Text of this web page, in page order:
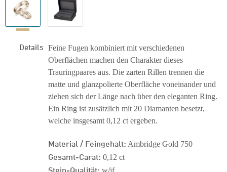
Details Feine Fugen kombiniert mit verschiedenen
Oberflächen machen den Charakter dieses
Trauringpaares aus. Die zarten Rillen trennen die
matte und glanzpolierte Oberfläche voneinander und
ziehen sich der Länge nach über den eleganten Ring.
Ein Ring ist zusätzlich mit 20 Diamanten besetzt,
welche insgesamt 0,12 ct ergeben.
Material / Feingehalt: Ambridge Gold 750
Gesamt-Carat: 0,12 ct
Stein-Qualität: w/if